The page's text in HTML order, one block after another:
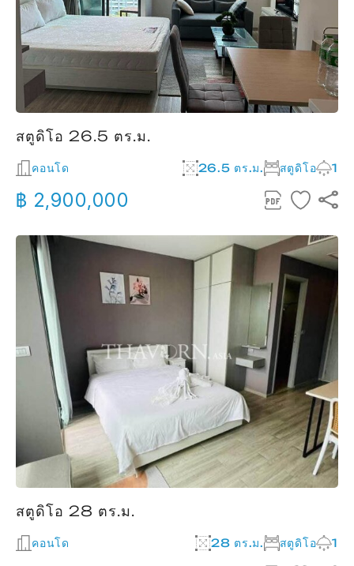
สตูดิโอ 26.5 ตร.ม.
คอนโด 26.5 ตร.ม. สตูดิโอ 1
฿ 2,900,000
สตูดิโอ 28 ตร.ม.
คอนโด 28 ตร.ม. สตูดิโอ 1